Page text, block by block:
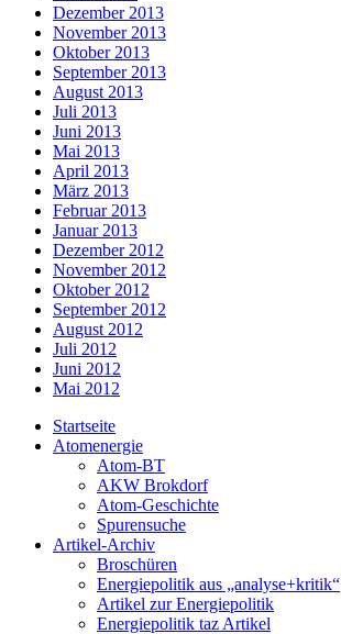
Dezember 2013
November 2013
Oktober 2013
September 2013
August 2013
Juli 2013
Juni 2013
Mai 2013
April 2013
März 2013
Februar 2013
Januar 2013
Dezember 2012
November 2012
Oktober 2012
September 2012
August 2012
Juli 2012
Juni 2012
Mai 2012
Startseite
Atomenergie
Atom-BT
AKW Brokdorf
Atom-Geschichte
Spurensuche
Artikel-Archiv
Broschüren
Energiepolitik aus „analyse+kritik“
Artikel zur Energiepolitik
Energiepolitik taz Artikel